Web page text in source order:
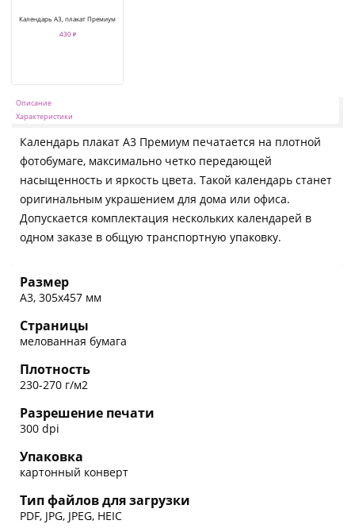
Календарь А3, плакат Премиум
430 ₽
Описание
Характеристики
Календарь плакат А3 Премиум печатается на плотной
фотобумаге, максимально четко передающей
насыщенность и яркость цвета. Такой календарь станет
оригинальным украшением для дома или офиса.
Допускается комплектация нескольких календарей в
одном заказе в общую транспортную упаковку.
Размер
А3, 305х457 мм
Страницы
мелованная бумага
Плотность
230-270 г/м2
Разрешение печати
300 dpi
Упаковка
картонный конверт
Тип файлов для загрузки
PDF, JPG, JPEG, HEIC